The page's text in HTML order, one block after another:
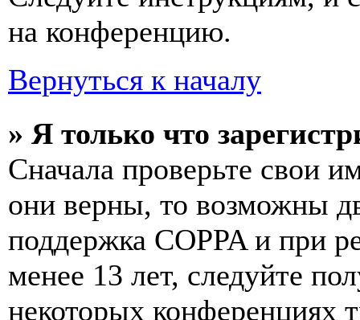
на конференцию.
Вернуться к началу
» Я только что
Сначала проверьте свои
они верны, то возможны
поддержка COPPA и при
менее 13 лет, следуйте
некоторых конференциях